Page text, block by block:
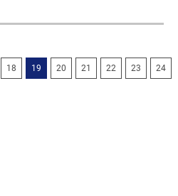
18 19 20 21 22 23 24